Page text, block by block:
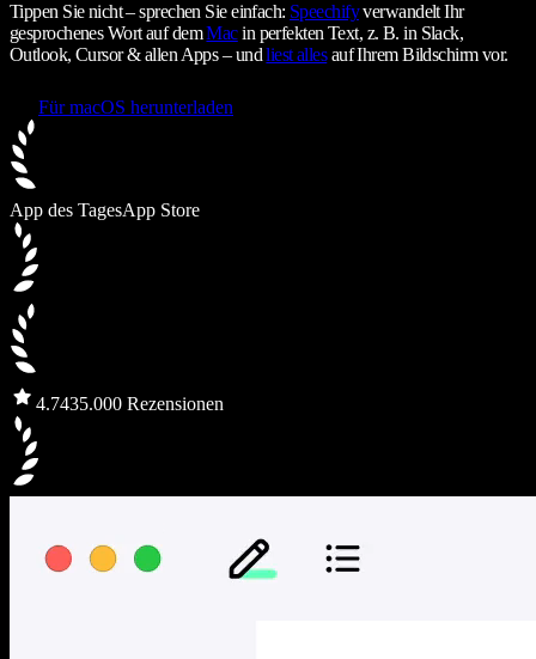
Tippen Sie nicht – sprechen Sie einfach: Speechifyverwandelt Ihr
gesprochenes Wort auf demMacin perfekten Text, z. B. in Slack,
Outlook, Cursor & allen Apps – undliest allesauf Ihrem Bildschirm vor.
Für macOS herunterladen
App des TagesApp Store
4.7435.000 Rezensionen